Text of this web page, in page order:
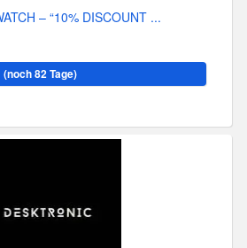
– “10% DISCOUNT ...
(noch 82 Tage)